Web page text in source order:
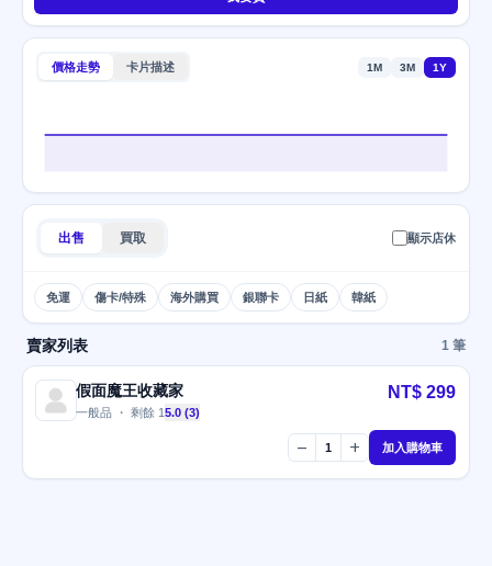
價格走勢 卡片描述 1M 3M 1Y
出售 買取 顯示店休
免運 傷卡/特殊 海外購買 銀聯卡 日紙 韓紙
賣家列表 1 筆
假面魔王收藏家
一般品 ・ 剩餘 15.0 (3)
NT$ 299
remove 1 add 加入購物車